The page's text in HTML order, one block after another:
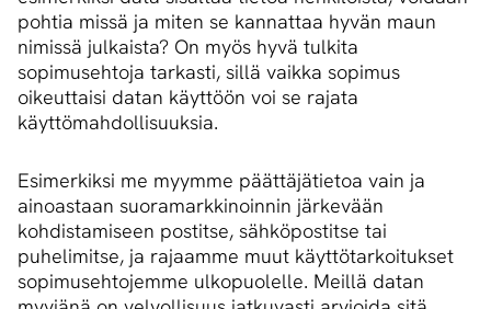
pohtia missä ja miten se kannattaa hyvän maun
nimissä julkaista? On myös hyvä tulkita
sopimusehtoja tarkasti, sillä vaikka sopimus
oikeuttaisi datan käyttöön voi se rajata
käyttömahdollisuuksia.
Esimerkiksi me myymme päättäjätietoa vain ja
ainoastaan suoramarkkinoinnin järkevään
kohdistamiseen postitse, sähköpostitse tai
puhelimitse, ja rajaamme muut käyttötarkoitukset
sopimusehtojemme ulkopuolelle. Meillä datan